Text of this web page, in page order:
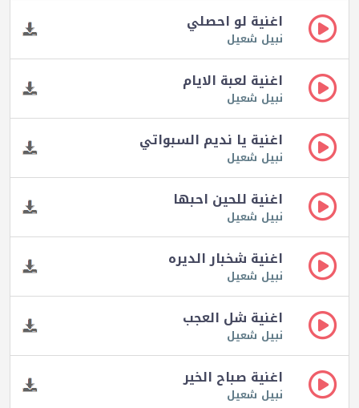
اغنية لو احصلي
نبيل شعيل
اغنية لعبة الايام
نبيل شعيل
اغنية يا نديم السبواتي
نبيل شعيل
اغنية للحين احبها
نبيل شعيل
اغنية شخبار الديره
نبيل شعيل
اغنية شل العجب
نبيل شعيل
اغنية صباح الخير
نبيل شعيل